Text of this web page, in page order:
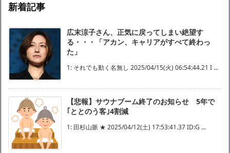
新着記事
広末涼子さん、正気に戻ってしまい絶望す
る・・・「アカン、キャリアがすべて終わっ
た」
1: それでも動く名無し 2025/04/15(火) 06:54:44.21 I ...
【悲報】サウナブーム終了のお知らせ 5年で
｢ととのう客｣4割減
1: 田杉山脈 ★ 2025/04/12(土) 17:53:41.37 ID:G ...